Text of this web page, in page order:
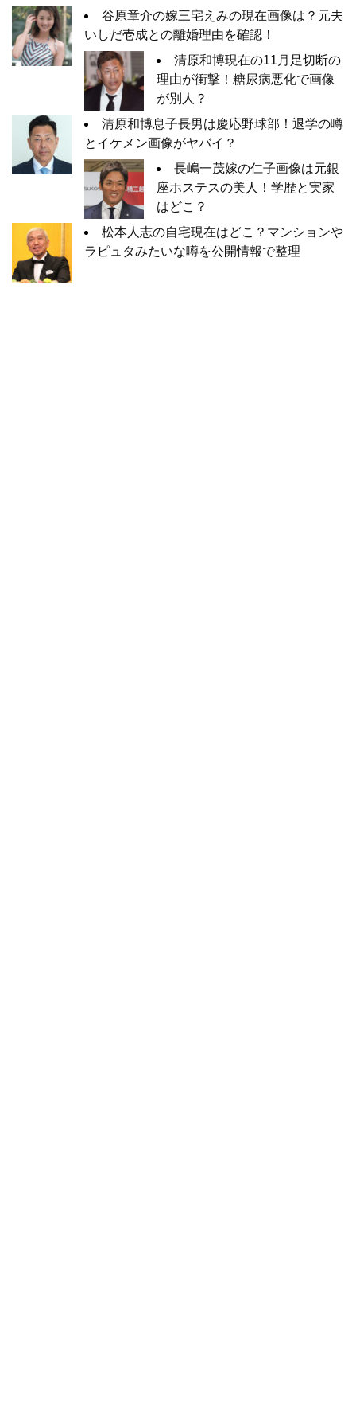
谷原章介の嫁三宅えみの現在画像は？元夫
いしだ壱成との離婚理由を確認！
清原和博現在の11月足切断の
理由が衝撃！糖尿病悪化で画像
が別人？
清原和博息子長男は慶応野球部！退学の噂
とイケメン画像がヤバイ？
長嶋一茂嫁の仁子画像は元銀
座ホステスの美人！学歴と実家
はどこ？
松本人志の自宅現在はどこ？マンションや
ラピュタみたいな噂を公開情報で整理